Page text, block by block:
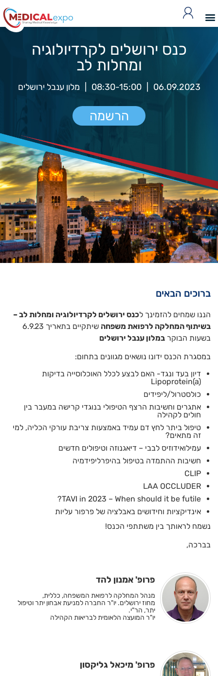
כנס ירושלים לקרדיולוגיה
ומחלות לב
06.09.2023
08:30-15:00 מלון ענבל ירושלים
הרשמה
פרופ' אמנון להד
מנהל המחלקה לרפואת המשפחה, כללית,
מחוז ירושלים. יו"ר החברה למניעת אבחון יתר וטיפול
יתר, הר"י.
יו"ר המועצה הלאומית לבריאות הקהילה
פרופ' מיכאל גליקסון
ברוכים הבאים
הננו שמחים להזמינך לכנס ירושלים לקרדיולוגיה ומחלות לב –
בשיתוף המחלקה לרפואת משפחה
שיתקיים בתאריך 6.9.23
בשעות הבוקר במלון ענבל ירושלים
במסגרת הכנס ידונו נושאים מגוונים בתחום:
דיון בעד ונגד- האם לבצע לכלל האוכלוסייה בדיקות
Lipoprotein(a)
כולסטרול/ליפידים
אתגרים וחשיבות הרצף הטיפולי בנוגדי קרישה במעבר בין
חולים לקהילה
טיפול ביתר לחץ דם עמיד באמצעות צריבת עורקי הכליה, למי
זה מתאים?
עמילואידוזיס לבבי – דיאגנוזה וטיפולים חדשים
חשיבות ההתמדה בטיפול בהיפרליפידמיה
CLIP
LAA OCCLUDER
TAVI in 2023 – When should it be futile?
אינדיקציות וחידושים באבלציה של פרפור עליות
נשמח לראותך בין משתתפי הכנס!
בברכה,